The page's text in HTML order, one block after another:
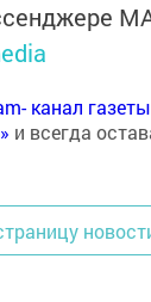
канал
и всегда